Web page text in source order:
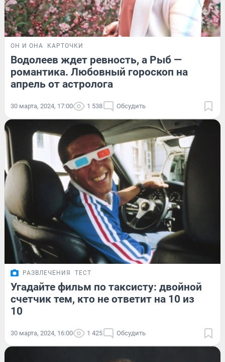
ОН И ОНА КАРТОЧКИ
Водолеев ждет ревность, а Рыб —
романтика. Любовный гороскоп на
апрель от астролога
30 марта, 2024, 17:00 1 538 Обсудить
РАЗВЛЕЧЕНИЯ ТЕСТ
Угадайте фильм по таксисту: двойной
счетчик тем, кто не ответит на 10 из
10
30 марта, 2024, 16:00 1 425 Обсудить